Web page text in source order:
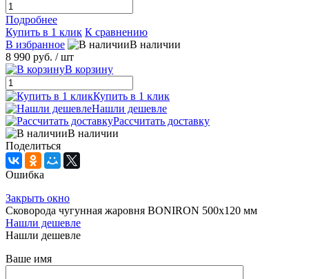
Подробнее
Купить в 1 клик К сравнению
В избранное
В наличии
8 990 руб. / шт
В корзину
Купить в 1 клик
Нашли дешевле
Рассчитать доставку
В наличии
Поделиться
Ошибка
Закрыть окно
Сковорода чугунная жаровня BONIRON 500х120 мм
Нашли дешевле
Нашли дешевле
Ваше имя